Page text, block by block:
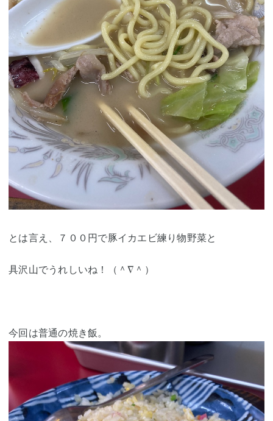
とは言え、７００円で豚イカエビ練り物野菜と
具沢山でうれしいね！（＾∇＾）
今回は普通の焼き飯。